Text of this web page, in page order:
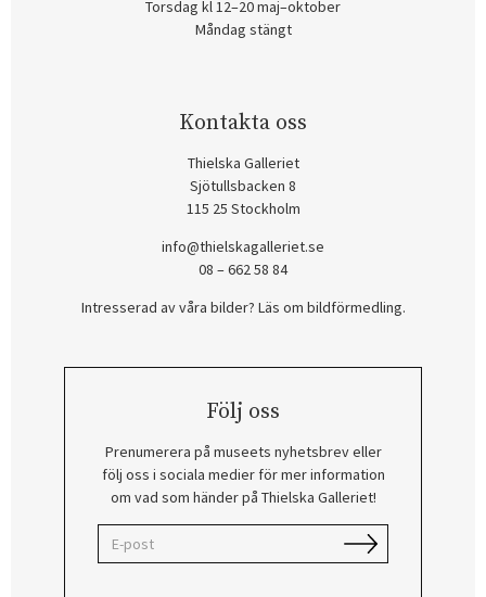
Torsdag kl 12–20 maj–oktober
Måndag stängt
Kontakta oss
Thielska Galleriet
Sjötullsbacken 8
115 25 Stockholm
info@thielskagalleriet.se
08 – 662 58 84
Intresserad av våra bilder? Läs om bildförmedling.
Följ oss
Prenumerera på museets nyhetsbrev eller
följ oss i sociala medier för mer information
om vad som händer på Thielska Galleriet!